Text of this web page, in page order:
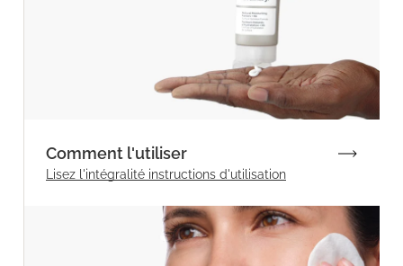
Comment l'utiliser
Lisez l'intégralité instructions d'utilisation